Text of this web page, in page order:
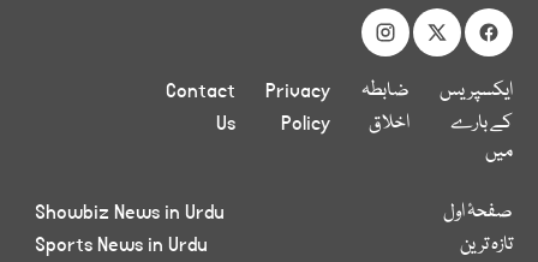
ایکسپریس
کے بارے
میں
ضابطہ
اخلاق
Privacy
Policy
Contact
Us
صفحۂ اول
تازہ ترین
Showbiz News in Urdu
Sports News in Urdu